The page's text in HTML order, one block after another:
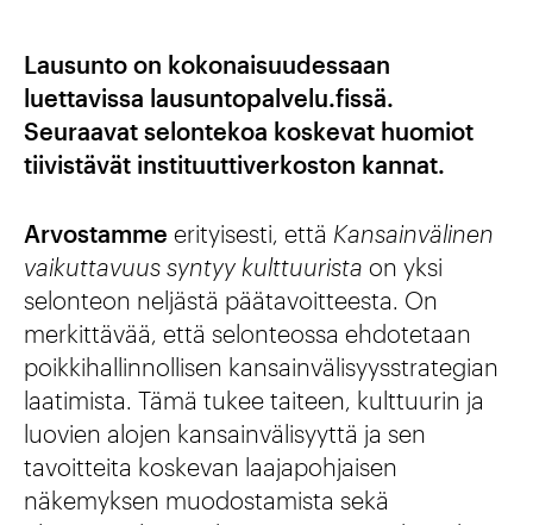
Lausunto on kokonaisuudessaan
luettavissa lausuntopalvelu.fissä.
Seuraavat selontekoa koskevat huomiot
tiivistävät instituuttiverkoston kannat.
Arvostamme erityisesti, että Kansainvälinen
vaikuttavuus syntyy kulttuurista on yksi
selonteon neljästä päätavoitteesta. On
merkittävää, että selonteossa ehdotetaan
poikkihallinnollisen kansainvälisyysstrategian
laatimista. Tämä tukee taiteen, kulttuurin ja
luovien alojen kansainvälisyyttä ja sen
tavoitteita koskevan laajapohjaisen
näkemyksen muodostamista sekä